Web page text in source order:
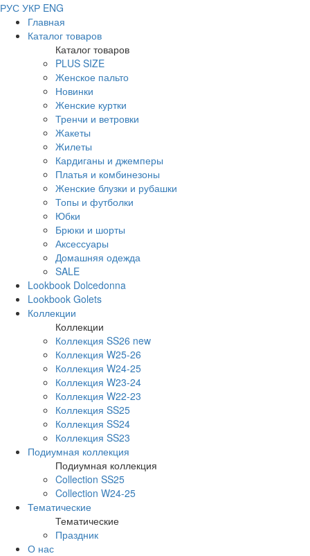
РУС УКР ENG
Главная
Каталог товаров
Каталог товаров
PLUS SIZE
Женское пальто
Новинки
Женские куртки
Тренчи и ветровки
Жакеты
Жилеты
Кардиганы и джемперы
Платья и комбинезоны
Женские блузки и рубашки
Топы и футболки
Юбки
Брюки и шорты
Аксессуары
Домашняя одежда
SALE
Lookbook Dolcedonna
Lookbook Golets
Коллекции
Коллекции
Коллекция SS26 new
Коллекция W25-26
Коллекция W24-25
Коллекция W23-24
Коллекция W22-23
Коллекция SS25
Коллекция SS24
Коллекция SS23
Подиумная коллекция
Подиумная коллекция
Collection SS25
Collection W24-25
Тематические
Тематические
Праздник
О нас